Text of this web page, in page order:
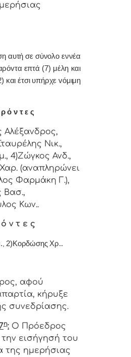
αυτή σε σύνολο εννέα
επτά (7) μέλη και
και έτσι υπήρχε vόμιμη
ό ν τ ε ς
Αλέξανδρος,
Νικ.,
4)Ζώγκος Ανδ.,
(αναπληρώνει
Φαρμάκη Γ.),
Βασ.,
Κων..
ν τ ε ς
2)Κορδώσης Χρ..
αφού
κήρυξε
συνεδρίασης.
η: Ο Πρόεδρος
την εισήγησή του
της ημερήσιας